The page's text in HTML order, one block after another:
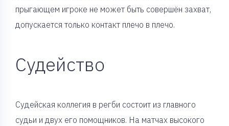
прыгающем игроке не может быть совершён захват,
допускается только контакт плечо в плечо.
Судейство
Судейская коллегия в регби состоит из главного
судьи и двух его помощников. На матчах высокого